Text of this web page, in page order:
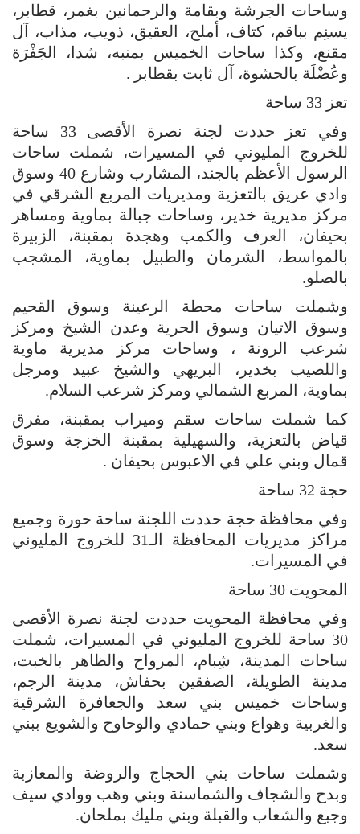
وساحات الجرشة وبقامة والرحمانين بغمر، قطابر،
يسنِم بباقم، كتاف، أملح، العقيق، ذويب، مذاب، آل
مقنع، وكذا ساحات الخميس بمنبه، شدا، الجَفْرَة
وعُضْلَة بالحشوة، آل ثابت بقطابر .
تعز 33 ساحة
وفي تعز حددت لجنة نصرة الأقصى 33 ساحة
للخروج المليوني في المسيرات، شملت ساحات
الرسول الأعظم بالجند، المشارب وشارع 40 وسوق
وادي عريق بالتعزية ومديريات المربع الشرقي في
مركز مديرية خدير، وساحات جبالة بماوية ومساهر
بحيفان، العرف والكمب وهجدة بمقبنة، الزبيرة
بالمواسط، الشرمان والطبيل بماوية، المشجب
بالصلو.
وشملت ساحات محطة الرعينة وسوق القحيم
وسوق الاتيان وسوق الحرية وعدن الشيخ ومركز
شرعب الرونة ، وساحات مركز مديرية ماوية
واللصيب بخدير، البريهي والشيخ عبيد ومرجل
بماوية، المربع الشمالي ومركز شرعب السلام.
كما شملت ساحات سقم وميراب بمقبنة، مفرق
قياض بالتعزية، والسهيلية بمقبنة الخزجة وسوق
قمال وبني علي في الاعبوس بحيفان .
حجة 32 ساحة
وفي محافظة حجة حددت اللجنة ساحة حورة وجميع
مراكز مديريات المحافظة الـ31 للخروج المليوني
في المسيرات.
المحويت 30 ساحة
وفي محافظة المحويت حددت لجنة نصرة الأقصى
30 ساحة للخروج المليوني في المسيرات، شملت
ساحات المدينة، شِبام، المرواح والظاهر بالخبت،
مدينة الطويلة، الصفقين بحفاش، مدينة الرجم،
وساحات خميس بني سعد والجعافرة الشرقية
والغربية وهواع وبني حمادي والوحاوح والشويع ببني
سعد.
وشملت ساحات بني الحجاج والروضة والمعازبة
وبدح والشجاف والشماسنة وبني وهب ووادي سيف
وجبع والشعاب والقبلة وبني مليك بملحان.